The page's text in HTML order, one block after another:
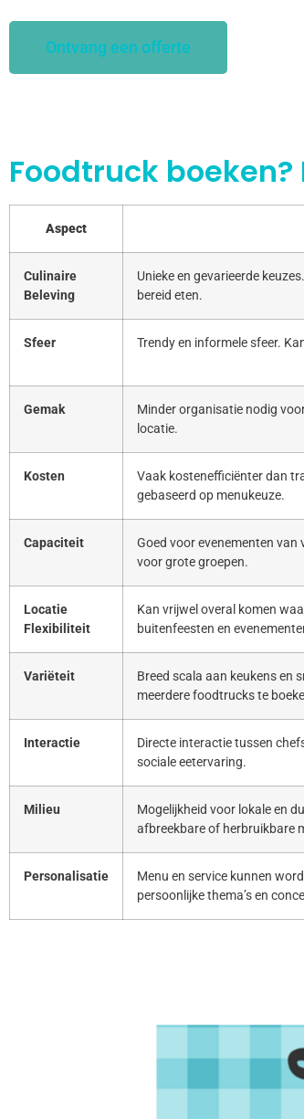
Ontvang een offerte
Foodtruck
Aspect
Culinaire
Beleving
Unieke en gevarieerde
bereid eten.
Sfeer Trendy en informele sfeer.
Gemak
Minder organisatie nodig
locatie.
Kosten
Vaak kostenefficiënter dan
gebaseerd op menukeuze.
Capaciteit
Goed voor evenementen van
voor grote groepen.
Locatie
Flexibiliteit
Kan vrijwel overal komen
buitenfeesten en
Variëteit
Breed scala aan keukens en
meerdere foodtrucks te
Interactie
Directe interactie tussen
sociale eetervaring.
Milieu
Mogelijkheid voor lokale en
afbreekbare of herbruikbare
Personalisatie
Menu en service kunnen
persoonlijke thema’s en